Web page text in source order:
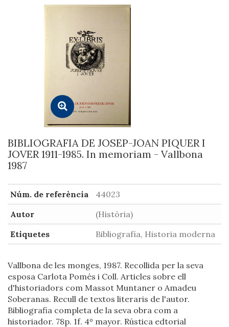
BIBLIOGRAFIA DE JOSEP-JOAN PIQUER I
JOVER 1911-1985. In memoriam - Vallbona
1987
Núm. de referència
44023
Autor
(Història)
Etiquetes
Bibliografía, Historia moderna
Vallbona de les monges, 1987. Recollida per la seva
esposa Carlota Pomés i Coll. Articles sobre ell
d'historiadors com Massot Muntaner o Amadeu
Soberanas. Recull de textos literaris de l'autor.
Bibliografia completa de la seva obra com a
historiador. 78p. 1f. 4º mayor. Rústica edtorial